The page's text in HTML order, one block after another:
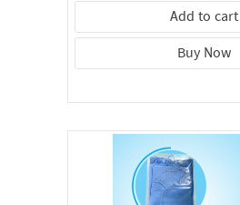
Add to cart
Buy Now